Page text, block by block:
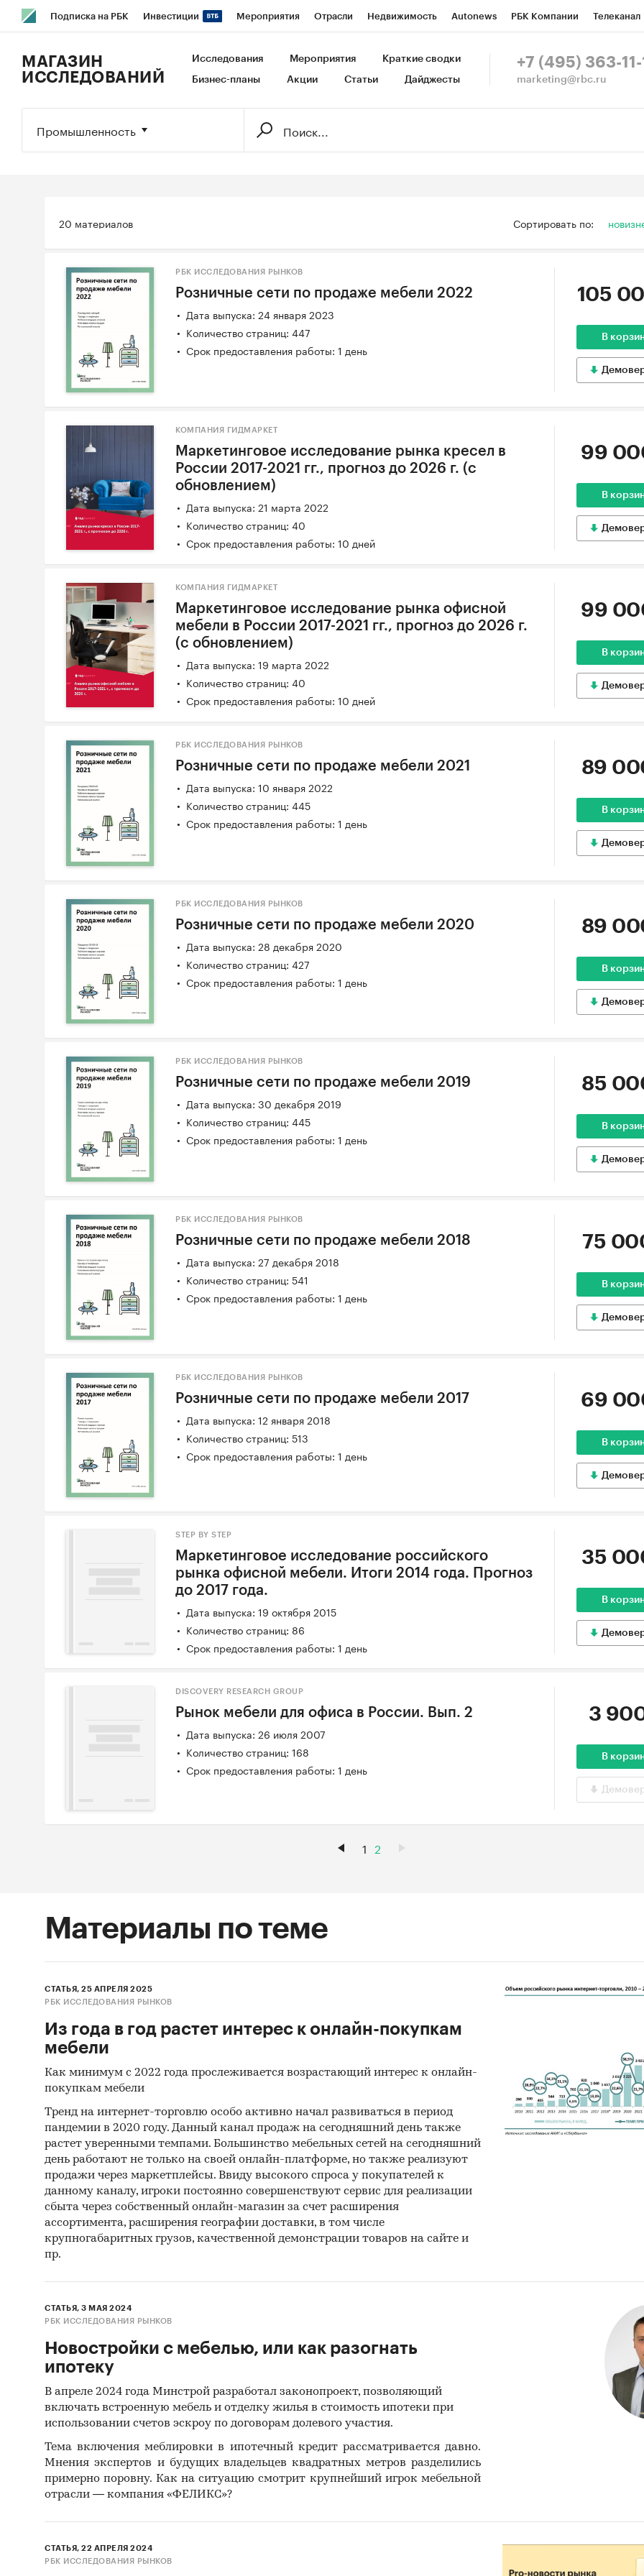
Подписка на РБК Инвестиции Мероприятия Отрасли Недвижимость Autonews РБК Компании Телеканал
Исследования Кредитные рейтинги Франшизы Газета Спецпроекты СПб Конференции СПб Спецпроекты
МАГАЗИН
ИССЛЕДОВАНИЙ
Исследования Мероприятия Краткие сводки
Бизнес-планы Акции Статьи Дайджесты
+7 (495) 363-11-
marketing@rbc.ru
Промышленность
Сортировать по:
20 материалов
РБК ИССЛЕДОВАНИЯ РЫНКОВ
Розничные сети по продаже мебели 2022
Дата выпуска: 24 января 2023
Количество страниц: 447
Срок предоставления работы: 1 день
105
В
КОМПАНИЯ ГИДМАРКЕТ
Маркетинговое исследование рынка кресел в
России 2017-2021 гг., прогноз до 2026 г. (с
обновлением)
Дата выпуска: 21 марта 2022
Количество страниц: 40
Срок предоставления работы: 10 дней
99
В
КОМПАНИЯ ГИДМАРКЕТ
Маркетинговое исследование рынка офисной
мебели в России 2017-2021 гг., прогноз до 2026 г.
(с обновлением)
Дата выпуска: 19 марта 2022
Количество страниц: 40
Срок предоставления работы: 10 дней
99
В
РБК ИССЛЕДОВАНИЯ РЫНКОВ
Розничные сети по продаже мебели 2021
Дата выпуска: 10 января 2022
Количество страниц: 445
Срок предоставления работы: 1 день
89
В
РБК ИССЛЕДОВАНИЯ РЫНКОВ
Розничные сети по продаже мебели 2020
Дата выпуска: 28 декабря 2020
Количество страниц: 427
Срок предоставления работы: 1 день
89
В
РБК ИССЛЕДОВАНИЯ РЫНКОВ
Розничные сети по продаже мебели 2019
Дата выпуска: 30 декабря 2019
Количество страниц: 445
Срок предоставления работы: 1 день
85
В
РБК ИССЛЕДОВАНИЯ РЫНКОВ
Розничные сети по продаже мебели 2018
Дата выпуска: 27 декабря 2018
Количество страниц: 541
Срок предоставления работы: 1 день
75
В
РБК ИССЛЕДОВАНИЯ РЫНКОВ
Розничные сети по продаже мебели 2017
Дата выпуска: 12 января 2018
Количество страниц: 513
Срок предоставления работы: 1 день
69
В
STEP BY STEP
Маркетинговое исследование российского
рынка офисной мебели. Итоги 2014 года. Прогноз
до 2017 года.
Дата выпуска: 19 октября 2015
Количество страниц: 86
Срок предоставления работы: 1 день
35
В
DISCOVERY RESEARCH GROUP
Рынок мебели для офиса в России. Вып. 2
Дата выпуска: 26 июля 2007
Количество страниц: 168
Срок предоставления работы: 1 день
3
В
1 2
Материалы по теме
СТАТЬЯ, 25 АПРЕЛЯ 2025
РБК ИССЛЕДОВАНИЯ РЫНКОВ
Из года в год растет интерес к онлайн-покупкам
мебели
Как минимум с 2022 года прослеживается возрастающий интерес к онлайн-
покупкам мебели
Тренд на интернет-торговлю особо активно начал развиваться в период
пандемии в 2020 году. Данный канал продаж на сегодняшний день также
растет уверенными темпами. Большинство мебельных сетей на сегодняшний
день работают не только на своей онлайн-платформе, но также реализуют
продажи через маркетплейсы. Ввиду высокого спроса у покупателей к
данному каналу, игроки постоянно совершенствуют сервис для реализации
сбыта через собственный онлайн-магазин за счет расширения
ассортимента, расширения географии доставки, в том числе
крупногабаритных грузов, качественной демонстрации товаров на сайте и
пр.
СТАТЬЯ, 3 МАЯ 2024
РБК ИССЛЕДОВАНИЯ РЫНКОВ
Новостройки с мебелью, или как разогнать
ипотеку
В апреле 2024 года Минстрой разработал законопроект, позволяющий
включать встроенную мебель и отделку жилья в стоимость ипотеки при
использовании счетов эскроу по договорам долевого участия.
Тема включения меблировки в ипотечный кредит рассматривается давно.
Мнения экспертов и будущих владельцев квадратных метров разделились
примерно поровну. Как на ситуацию смотрит крупнейший игрок мебельной
отрасли — компания «ФЕЛИКС»?
СТАТЬЯ, 22 АПРЕЛЯ 2024
РБК ИССЛЕДОВАНИЯ РЫНКОВ